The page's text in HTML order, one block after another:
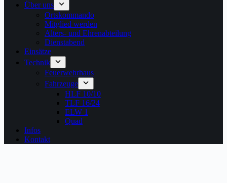
Über uns
Ortskommando
Mitglied werden
Alters- und Ehrenabteilung
Dienstabend
Einsätze
Technik
Feuerwehrhaus
Fahrzeuge
HLF 10/10
TLF 16/24
ELW 1
Quad
Infos
Kontakt